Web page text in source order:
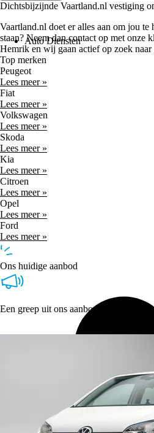
Auto Diensten
Dichtsbijzijnde Vaartland.nl vestiging
Vaartland.nl doet er alles aan om jou
staan? Neem dan contact op met onze
Hemrik en wij gaan actief op zoek
Top merken
Peugeot
Lees meer »
Fiat
Lees meer »
Volkswagen
Lees meer »
Skoda
Lees meer »
Kia
Lees meer »
Citroen
Lees meer »
Opel
Lees meer »
Ford
Lees meer »
Ons huidige aanbod
Een greep uit ons aanbod